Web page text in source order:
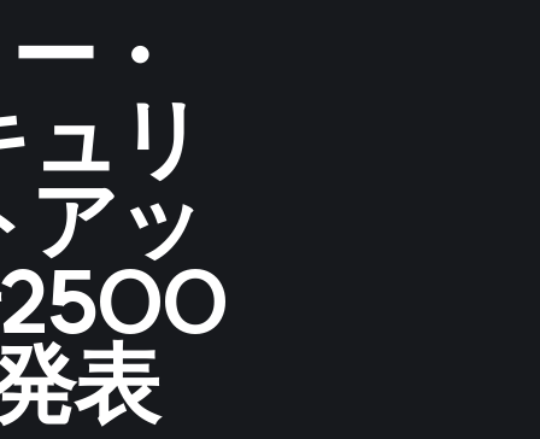
・
リ
ッ
2500
表